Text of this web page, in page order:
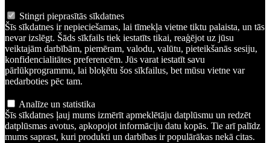
Stingri pieprasītās sīkdatnes
Šīs sīkdatnes ir nepieciešamas, lai tīmekļa vietne tiktu palaista, un tās
nevar izslēgt. Šāds sīkfails tiek iestatīts tikai, reaģējot uz jūsu
veiktajām darbībām, piemēram, valodu, valūtu, pieteikšanās sesiju,
konfidencialitātes preferencēm. Jūs varat iestatīt savu
pārlūkprogrammu, lai bloķētu šos sīkfailus, bet mūsu vietne var
nedarboties pēc tam.
Analīze un statistika
Šīs sīkdatnes ļauj mums izmērīt apmeklētāju datplūsmu un redzēt
datplūsmas avotus, apkopojot informāciju datu kopās. Tie arī palīdz
mums saprast, kuri produkti un darbības ir populārākas nekā citas.